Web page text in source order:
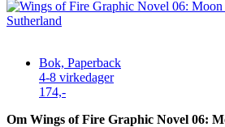
Bok, Paperback
4-8 virkedager
174,-
Om Wings of Fire Graphic Novel 06: